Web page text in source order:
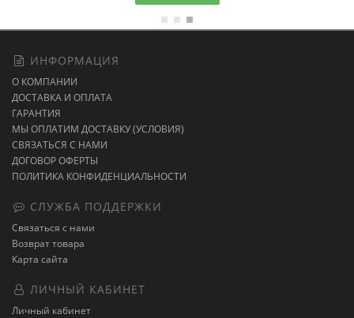
ИНФОРМАЦИЯ
О КОМПАНИИ
ДОСТАВКА И ОПЛАТА
ГАРАНТИЯ
МЫ ОПЛАТИМ ДОСТАВКУ (УСЛОВИЯ)
СВЯЗАТЬСЯ С НАМИ
ДОГОВОР ОФЕРТЫ
ПОЛИТИКА КОНФИДЕНЦИАЛЬНОСТИ
СЛУЖБА ПОДДЕРЖКИ
Связаться с нами
Возврат товара
Карта сайта
ЛИЧНЫЙ КАБИНЕТ
Личный кабинет